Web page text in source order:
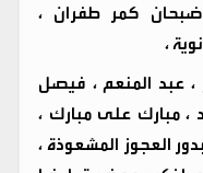
ضبحان كمر طفران ،
،
عبد المنعم ، فيصل
مبارك على مبارك ،
العجوز المشعوذة ،